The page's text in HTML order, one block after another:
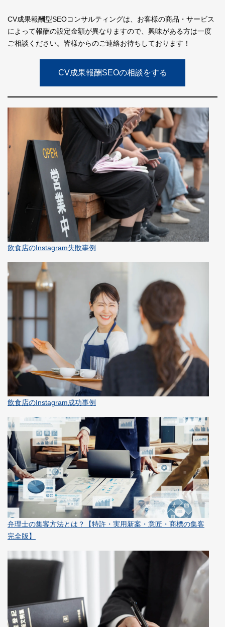
CV成果報酬型SEOコンサルティングは、お客様の商品・サービス
によって報酬の設定金額が異なりますので、興味がある方は一度
ご相談ください。皆様からのご連絡お待ちしております！
CV成果報酬SEOの相談をする
飲食店のInstagram失敗事例
飲食店のInstagram成功事例
弁理士の集客方法とは？【特許・実用新案・意匠・商標の集客
完全版】